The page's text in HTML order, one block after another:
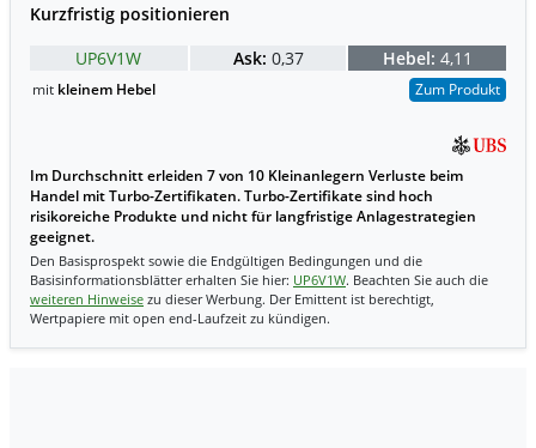
Kurzfristig positionieren
UP6V1W
Ask: 0,37 Hebel: 4,11
mit kleinem Hebel Zum Produkt
Im Durchschnitt erleiden 7 von 10 Kleinanlegern Verluste beim
Handel mit Turbo-Zertifikaten. Turbo-Zertifikate sind hoch
risikoreiche Produkte und nicht für langfristige Anlagestrategien
geeignet.
Den Basisprospekt sowie die Endgültigen Bedingungen und die
Basisinformationsblätter erhalten Sie hier: UP6V1W. Beachten Sie auch die
weiteren Hinweise zu dieser Werbung. Der Emittent ist berechtigt,
Wertpapiere mit open end-Laufzeit zu kündigen.